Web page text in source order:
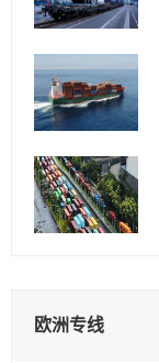
欧洲专线